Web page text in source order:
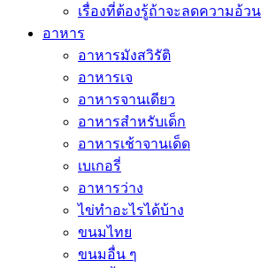
เรื่องที่ต้องรู้ถ้าจะลดความอ้วน
อาหาร
อาหารมังสวิรัติ
อาหารเจ
อาหารจานเดียว
อาหารสำหรับเด็ก
อาหารเช้าจานเด็ด
เบเกอรี่
อาหารว่าง
ไข่ทำอะไรได้บ้าง
ขนมไทย
ขนมอื่น ๆ